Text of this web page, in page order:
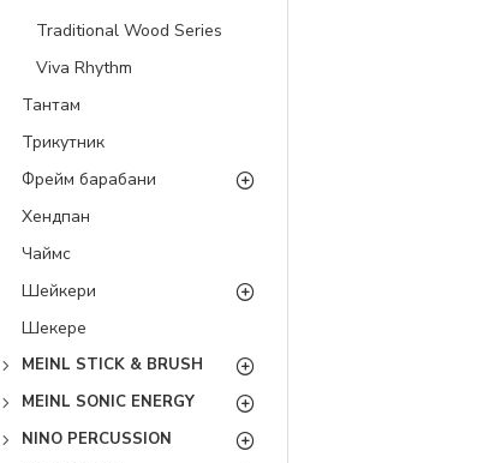
Traditional Wood Series
Viva Rhythm
Тантам
Трикутник
Фрейм барабани
Хендпан
Чаймс
Шейкери
Шекере
MEINL STICK & BRUSH
MEINL SONIC ENERGY
NINO PERCUSSION